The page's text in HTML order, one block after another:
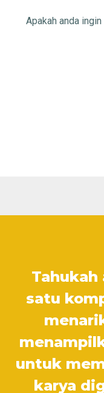
Apakah anda
Tahukah
satu
untuk
karya